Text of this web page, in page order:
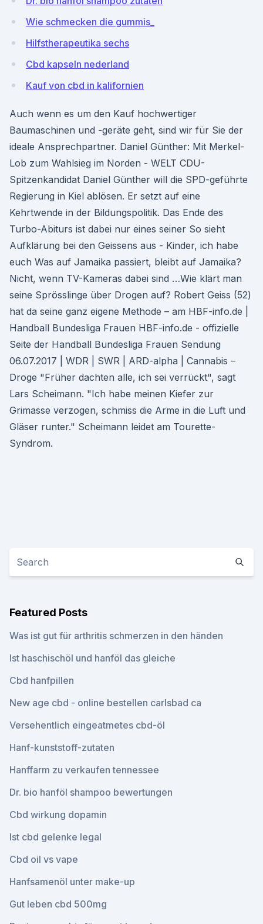
Wie schmecken die gummis_
Hilfstherapeutika sechs
Cbd kapseln nederland
Kauf von cbd in kalifornien
Auch wenn es um den Kauf hochwertiger
Baumaschinen und -geräte geht, sind wir für Sie der
ideale Ansprechpartner. Daniel Günther: Mit Merkel-
Lob zum Wahlsieg im Norden - WELT CDU-
Spitzenkandidat Daniel Günther will die SPD-geführte
Regierung in Kiel ablösen. Er setzt auf eine
Kehrtwende in der Bildungspolitik. Das Ende des
Turbo-Abiturs ist dabei nur eines seiner So sieht
Aufklärung bei den Geissens aus - Kinder, ich habe
euch Was auf Jamaika passiert, bleibt auf Jamaika?
Nicht, wenn TV-Kameras dabei sind …Wie klärt man
seine Sprösslinge über Drogen auf? Robert Geiss (52)
hat da seine ganz eigene Methode – am HBF-info.de |
Handball Bundesliga Frauen HBF-info.de - offizielle
Seite der Handball Bundesliga Frauen Sendung
06.07.2017 | WDR | SWR | ARD-alpha | Cannabis –
Droge "Früher dachten alle, ich sei verrückt", sagt
Lars Scheimann. "Ich habe meinen Kiefer zur
Grimasse verzogen, schmiss die Arme in die Luft und
Gläser runter." Scheimann leidet am Tourette-
Syndrom.
Featured Posts
Was ist gut für arthritis schmerzen in den händen
Ist haschischöl und hanföl das gleiche
Cbd hanfpillen
New age cbd - online bestellen carlsbad ca
Versehentlich eingeatmetes cbd-öl
Hanf-kunststoff-zutaten
Hanffarm zu verkaufen tennessee
Dr. bio hanföl shampoo bewertungen
Cbd wirkung dopamin
Ist cbd gelenke legal
Cbd oil vs vape
Hanfsamenöl unter make-up
Gut leben cbd 500mg